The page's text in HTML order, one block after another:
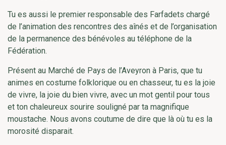
Tu es aussi le premier responsable des Farfadets chargé
de l’animation des rencontres des aînés et de l’organisation
de la permanence des bénévoles au téléphone de la
Fédération.
Présent au Marché de Pays de l’Aveyron à Paris, que tu
animes en costume folklorique ou en chasseur, tu es la joie
de vivre, la joie du bien vivre, avec un mot gentil pour tous
et ton chaleureux sourire souligné par ta magnifique
moustache. Nous avons coutume de dire que là où tu es la
morosité disparait.